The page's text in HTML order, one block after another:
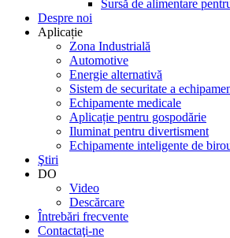
Sursă de alimentare
Despre noi
Aplicație
Zona Industrială
Automotive
Energie alternativă
Sistem de securitate a
Echipamente medicale
Aplicație pentru gospodărie
Iluminat pentru divertisment
Echipamente inteligente de
Ştiri
DO
Video
Descărcare
Întrebări frecvente
Contactaţi-ne